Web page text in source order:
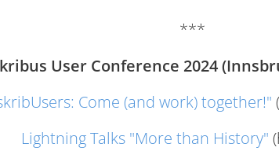
***
User Conference 2024
Come (and work) together!"
Lightning Talks "More than History"